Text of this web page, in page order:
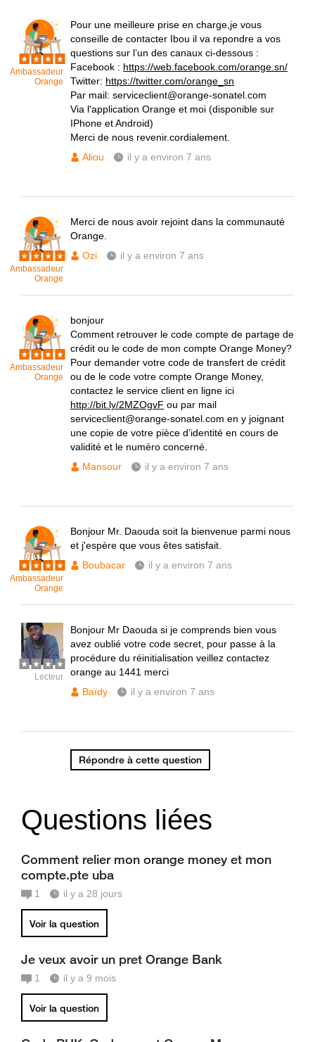
Ambassadeur
Orange
Pour une meilleure prise en charge,je vous
conseille de contacter Ibou il va repondre a vos
questions sur l’un des canaux ci-dessous :
Facebook : https://web.facebook.com/orange.sn/
Twitter: https://twitter.com/orange_sn
Par mail: serviceclient@orange-sonatel.com
Via l'application Orange et moi (disponible sur
IPhone et Android)
Merci de nous revenir.cordialement.
Aliou
il y a environ 7 ans
Ambassadeur
Orange
Merci de nous avoir rejoint dans la communauté
Orange.
Ozi
il y a environ 7 ans
Ambassadeur
Orange
bonjour
Comment retrouver le code compte de partage de
crédit ou le code de mon compte Orange Money?
Pour demander votre code de transfert de crédit
ou de le code votre compte Orange Money,
contactez le service client en ligne ici
http://bit.ly/2MZOgvF ou par mail
serviceclient@orange-sonatel.com en y joignant
une copie de votre pièce d’identité en cours de
validité et le numéro concerné.
Mansour
il y a environ 7 ans
Ambassadeur
Orange
Bonjour Mr. Daouda soit la bienvenue parmi nous
et j'espère que vous êtes satisfait.
Boubacar
il y a environ 7 ans
Lecteur
Bonjour Mr Daouda si je comprends bien vous
avez oublié votre code secret, pour passe à la
procédure du réinitialisation veillez contactez
orange au 1441 merci
Baïdy
il y a environ 7 ans
Répondre à cette question
Questions liées
Comment relier mon orange money et mon
compte.pte uba
1 il y a 28 jours
Voir la question
Je veux avoir un pret Orange Bank
1 il y a 9 mois
Voir la question